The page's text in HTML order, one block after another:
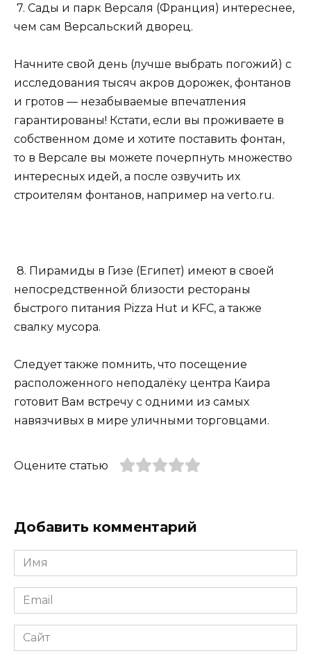
7. Сады и парк Версаля (Франция) интереснее,
чем сам Версальский дворец.
Начните свой день (лучше выбрать погожий) с
исследования тысяч акров дорожек, фонтанов
и гротов — незабываемые впечатления
гарантированы! Кстати, если вы проживаете в
собственном доме и хотите поставить фонтан,
то в Версале вы можете почерпнуть множество
интересных идей, а после озвучить их
строителям фонтанов, например на verto.ru.
8. Пирамиды в Гизе (Египет) имеют в своей
непосредственной близости рестораны
быстрого питания Pizza Hut и KFC, а также
свалку мусора.
Следует также помнить, что посещение
расположенного неподалёку центра Каира
готовит Вам встречу с одними из самых
навязчивых в мире уличными торговцами.
Оцените статью
Добавить комментарий
Имя
*
Email
*
Сайт